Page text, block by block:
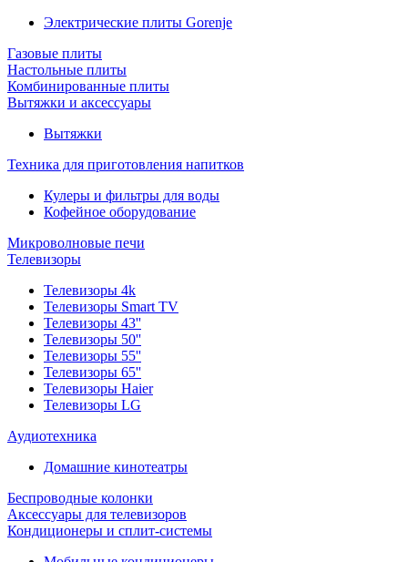
Электрические плиты Gorenje
Газовые плиты
Настольные плиты
Комбинированные плиты
Вытяжки и аксессуары
Вытяжки
Техника для приготовления напитков
Кулеры и фильтры для воды
Кофейное оборудование
Микроволновые печи
Телевизоры
Телевизоры 4k
Телевизоры Smart TV
Телевизоры 43''
Телевизоры 50''
Телевизоры 55''
Телевизоры 65''
Телевизоры Haier
Телевизоры LG
Аудиотехника
Домашние кинотеатры
Беспроводные колонки
Аксессуары для телевизоров
Кондиционеры и сплит-системы